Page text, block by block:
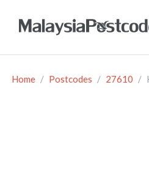
Home Postcodes 27610